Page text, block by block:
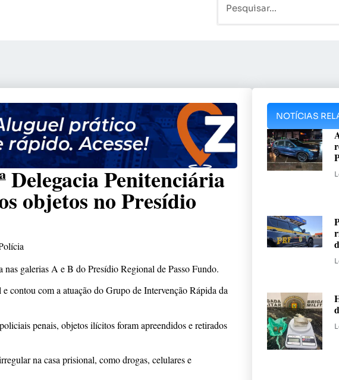
Delegacia Penitenciária
objetos no Presídio
galerias A e B do Presídio Regional de Passo Fundo.
contou com a atuação do Grupo de Intervenção Rápida da
penais, objetos ilícitos foram apreendidos e retirados
na casa prisional, como drogas, celulares e
NOTÍCIAS